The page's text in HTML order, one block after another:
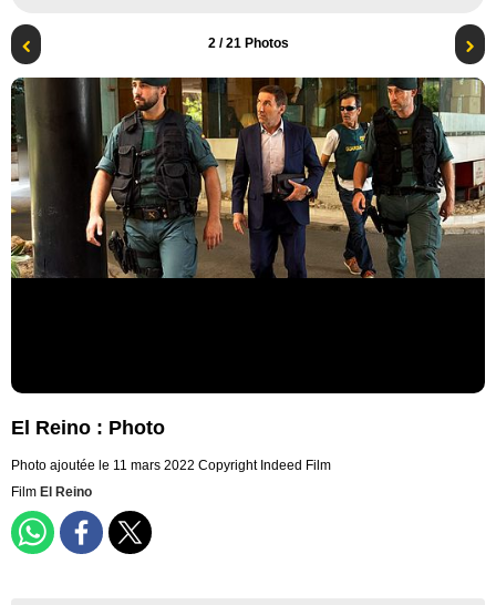
2/ 21 Photos
El Reino : Photo
Photo ajoutée le 11 mars 2022 Copyright Indeed Film
Film El Reino